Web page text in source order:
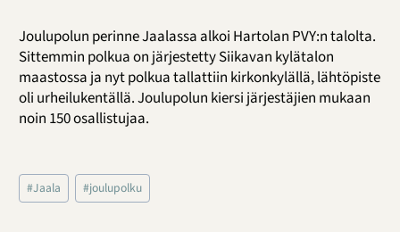
Joulupolun perinne Jaalassa alkoi Hartolan PVY:n talolta.
Sittemmin polkua on järjestetty Siikavan kylätalon
maastossa ja nyt polkua tallattiin kirkonkylällä, lähtöpiste
oli urheilukentällä. Joulupolun kiersi järjestäjien mukaan
noin 150 osallistujaa.
Avainsanat:
#Jaala #joulupolku